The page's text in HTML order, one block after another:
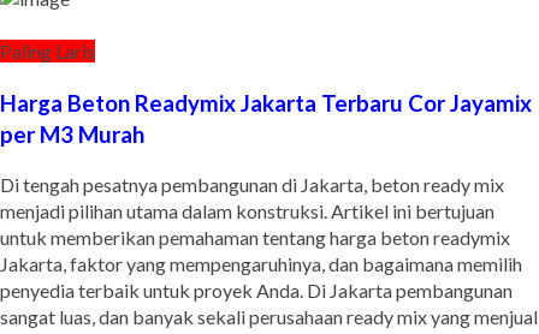
Paling Laris
Harga Beton Readymix Jakarta Terbaru Cor Jayamix
per M3 Murah
Di tengah pesatnya pembangunan di Jakarta, beton ready mix
menjadi pilihan utama dalam konstruksi. Artikel ini bertujuan
untuk memberikan pemahaman tentang harga beton readymix
Jakarta, faktor yang mempengaruhinya, dan bagaimana memilih
penyedia terbaik untuk proyek Anda. Di Jakarta pembangunan
sangat luas, dan banyak sekali perusahaan ready mix yang menjual